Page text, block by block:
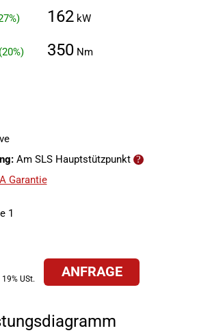
162 kW
350 Nm
Am SLS Hauptstützpunkt
Garantie
1
USt.
ANFRAGE